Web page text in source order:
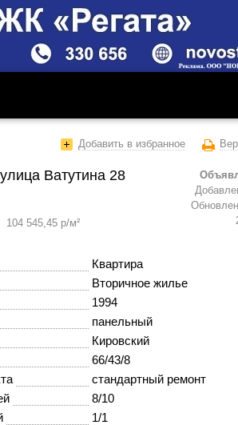
Добавить в избранное
Ватутина 28
104 545,45 р/м²
Квартира
Вторичное жилье
1994
панельный
Кировский
66/43/8
стандартный ремонт
8/10
1/1